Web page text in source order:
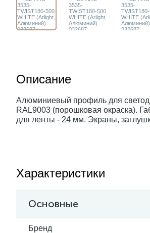
Описание
Алюминиевый профиль для
RAL9003 (порошковая окраска).
для ленты - 24 мм. Экраны,
Характеристики
Основные
Бренд